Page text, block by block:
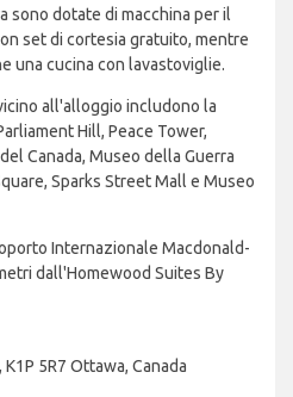
sono dotate di macchina per il
set di cortesia gratuito, mentre
una cucina con lavastoviglie.
all'alloggio includono la
Hill, Peace Tower,
Canada, Museo della Guerra
Sparks Street Mall e Museo
Internazionale Macdonald-
dall'Homewood Suites By
5R7 Ottawa, Canada